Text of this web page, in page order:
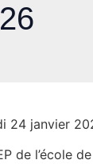
24 janvier
de l’école